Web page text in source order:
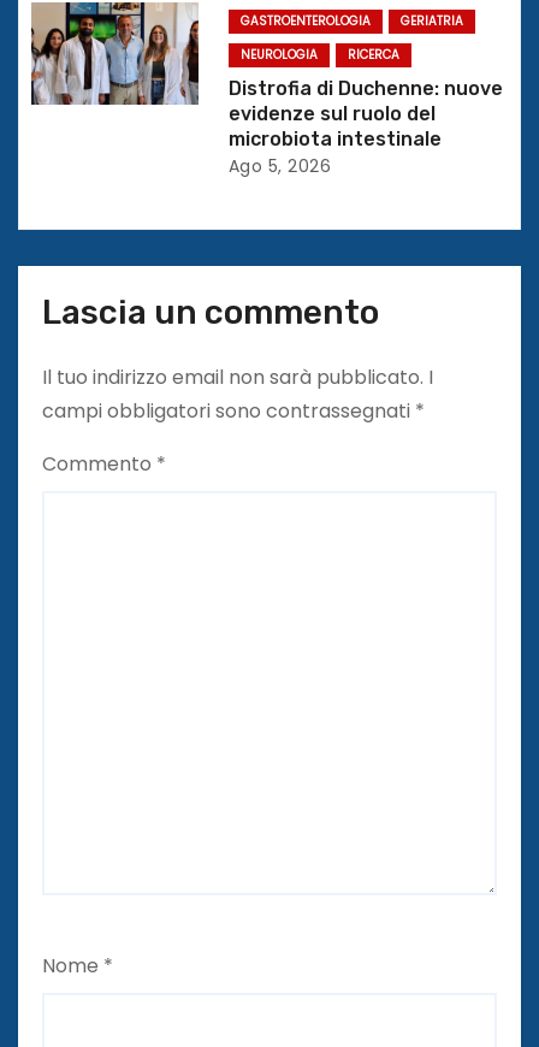
o
l
GASTROENTEROLOGIA
GERIATRIA
NEUROLOGIA
RICERCA
Distrofia di Duchenne: nuove
evidenze sul ruolo del
microbiota intestinale
Ago 5, 2026
Lascia un commento
Il tuo indirizzo email non sarà pubblicato. I
campi obbligatori sono contrassegnati *
Commento *
Nome *